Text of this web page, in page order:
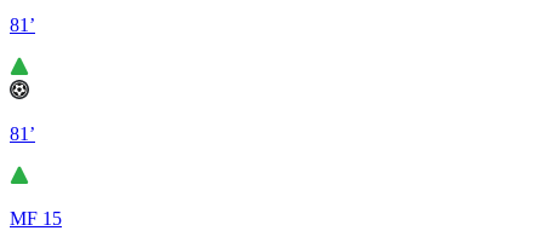
81’
81’
MF 15